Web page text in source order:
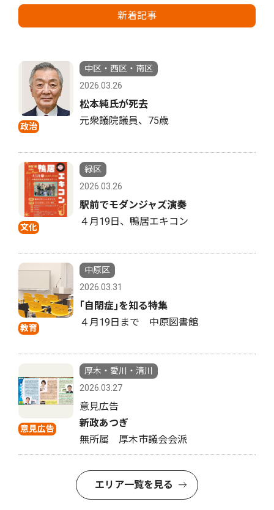
新着記事
政治
中区・西区・南区
2026.03.26
松本純氏が死去
元衆議院議員、75歳
文化
緑区
2026.03.26
駅前でモダンジャズ演奏
４月19日、鴨居エキコン
教育
中原区
2026.03.31
｢自閉症｣を知る特集
４月19日まで 中原図書館
意見広告
厚木・愛川・清川
2026.03.27
意見広告
新政あつぎ
無所属 厚木市議会会派
エリア一覧を見る